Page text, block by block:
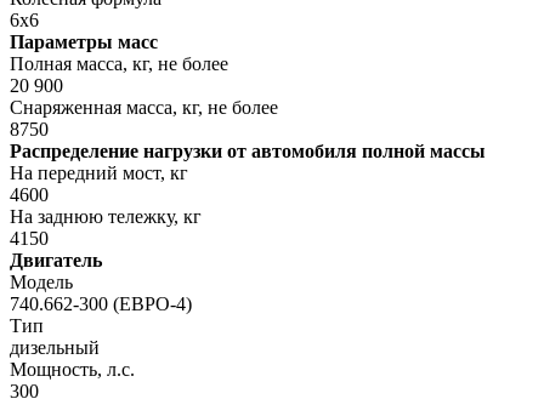
6х6
Параметры масс
Полная масса, кг, не более
20 900
Снаряженная масса, кг, не более
8750
Распределение нагрузки от автомобиля полной массы
На передний мост, кг
4600
На заднюю тележку, кг
4150
Двигатель
Модель
740.662-300 (ЕВРО-4)
Тип
дизельный
Мощность, л.с.
300